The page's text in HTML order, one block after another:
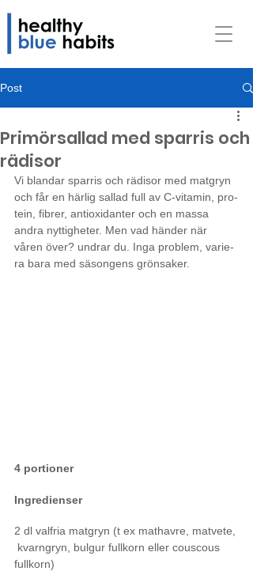
Post
Primörsallad med sparris och
rädisor
Vi blan­dar spar­ris och rädi­sor med matgryn
och får en här­lig sal­lad full av C‑vitamin, pro­
te­in, fibrer, antioxidanter och en massa
andra nyttigheter. Men vad hän­der när
våren över? und­rar du. Inga pro­blem, vari­e­
ra bara med säsong­ens grönsaker.
4 portioner
Ingredienser
2 dl valfria matgryn (t ex mathavre, matvete,
kvarngryn, bulgur fullkorn eller couscous
fullkorn)